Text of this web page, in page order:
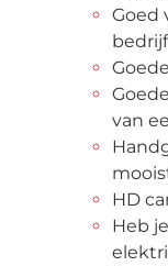
Goed
bedrijf
van
HD
Heb